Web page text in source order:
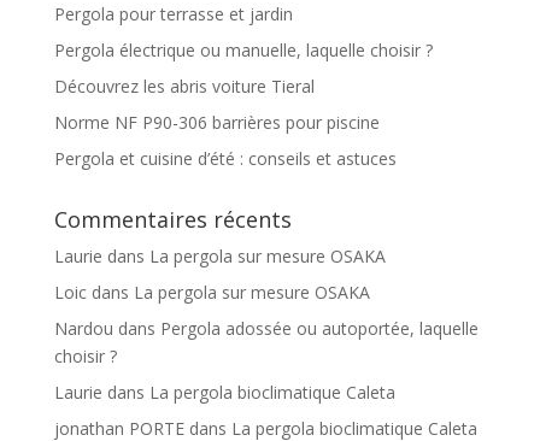
Pergola pour terrasse et jardin
Pergola électrique ou manuelle, laquelle choisir ?
Découvrez les abris voiture Tieral
Norme NF P90-306 barrières pour piscine
Pergola et cuisine d’été : conseils et astuces
Commentaires récents
Laurie dans La pergola sur mesure OSAKA
Loicdans La pergola sur mesure OSAKA
Nardou dans Pergola adossée ou autoportée, laquelle
choisir ?
Laurie dans La pergola bioclimatique Caleta
jonathan PORTEdans La pergola bioclimatique Caleta